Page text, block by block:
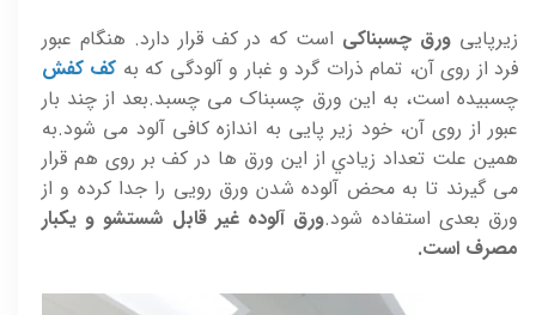
زيرپايی ورق چسبناکی است که در کف قرار دارد. هنگام عبور
فرد از روی آن، تمام ذرات گرد و غبار و آلودگی که به کف کفش
چسبيده است، به اين ورق چسبناک می چسبد.بعد از چند بار
عبور از روی آن، خود زير پايی به اندازه کافی آلود می شود.به
همين علت تعداد زيادي از اين ورق ها در کف بر روی هم قرار
می گيرند تا به محض آلوده شدن ورق رويی را جدا کرده و از
ورق بعدی استفاده شود.ورق آلوده غير قابل شستشو و يکبار
مصرف است.